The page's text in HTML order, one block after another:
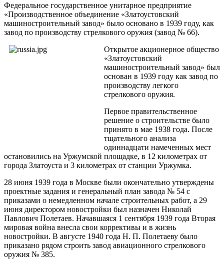
Федеральное государственное унитарное предприятие
«Производственное объединение «Златоустовский
машиностроительный завод» было основано в 1939 году, как
завод по производству стрелкового оружия (завод № 66).
Открытое акционерное общество
«Златоустовский
машиностроительный завод» был
основан в 1939 году как завод по
производству легкого
стрелкового оружия.
Первое правительственное
решение о строительстве было
принято в мае 1938 года. После
тщательного анализа
одиннадцати намеченных мест
остановились на Уржумской площадке, в 12 километрах от
города Златоуста и 3 километрах от станции Уржумка.
28 июня 1939 года в Москве были окончательно утверждены
проектные задания и генеральный план завода № 54 с
приказами о немедленном начале строительных работ, а 29
июня директором новостройки был назначен Николай
Павлович Полетаев. Начавшаяся 1 сентября 1939 года Вторая
мировая война внесла свои коррективы и в жизнь
новостройки. В августе 1940 года Н. П. Полетаеву было
приказано рядом строить завод авиационного стрелкового
оружия № 385.